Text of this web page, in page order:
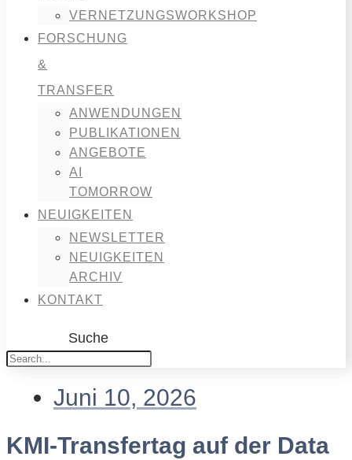
VERNETZUNGSWORKSHOP
FORSCHUNG
&
TRANSFER
ANWENDUNGEN
PUBLIKATIONEN
ANGEBOTE
AI
TOMORROW
NEUIGKEITEN
NEWSLETTER
NEUIGKEITEN
ARCHIV
KONTAKT
Suche
Juni 10, 2026
KMI-Transfertag auf der Data